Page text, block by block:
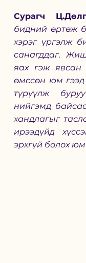
Сурагч
бидний өртөж
хэрэг үргэлж
санагддаг.
яах гэж
өмссөн юм
түрүүлж
нийгэмд
хандлагыг
ирээдүйд
эрхгүй болох